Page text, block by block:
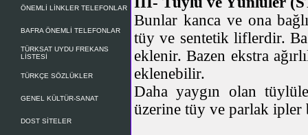
ÖNEMLİ LİNKLER TELEFONLAR
BAFRA ÖNEMLİ TELEFONLAR
TÜRKSAT UYDU FREKANS
LİSTESİ
TÜRKÇE SÖZLÜKLER
GENEL KÜLTÜR-SANAT
DOST SİTELER
Bunlar kanca ve ona
tüy ve sentetik liflerdir.
eklenir. Bazen ekstra
eklenebilir.
Daha yaygın olan
üzerine tüy ve parlak ipler